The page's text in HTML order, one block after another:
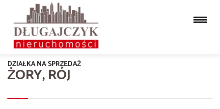
ŻORY, RÓJ
DZIAŁKA NA SPRZEDAŻ